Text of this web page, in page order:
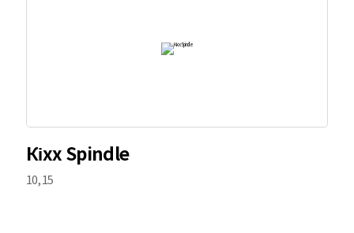
Кіхх Spindle
10, 15